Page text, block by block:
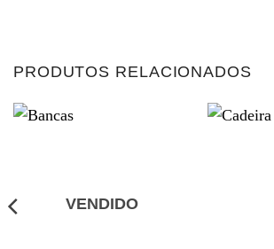
PRODUTOS RELACIONADOS
VENDIDO